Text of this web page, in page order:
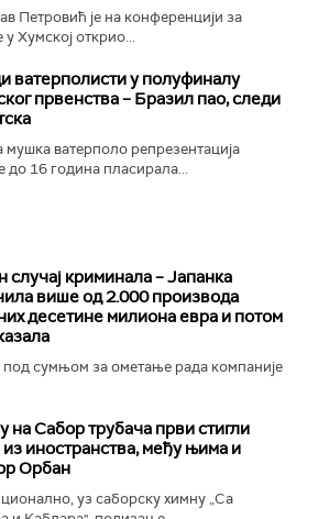
Петровић је на конференцији за
у Хумској открио...
ватерполисти у полуфиналу
првенства – Бразил пао, следи
ватерполо репрезентација
до 16 година пласирала...
случај криминала – Јапанка
више од 2.000 производа
десетине милиона евра и потом
под сумњом за ометање рада компаније
на Сабор трубача први стигли
из иностранства, међу њима и
Орбан
уз саборску химну „Са